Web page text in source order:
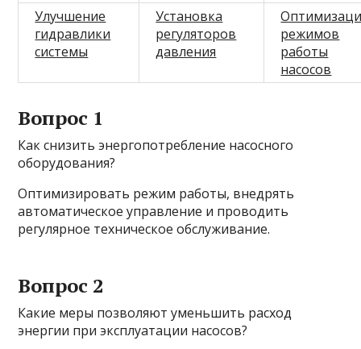
Улучшение
гидравлики
системы
Установка
регуляторов
давления
режимов
работы
насосов
Вопрос 1
Как снизить энергопотребление насосного
оборудования?
Оптимизировать режим работы, внедрять
автоматическое управление и проводить
регулярное техническое обслуживание.
Вопрос 2
Какие меры позволяют уменьшить расход
энергии при эксплуатации насосов?